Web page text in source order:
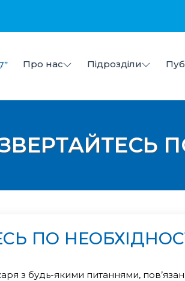
Про нас Підрозділи
ПО
з будь-якими питаннями,